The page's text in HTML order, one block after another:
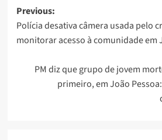
Post
navigation
Previous:
Polícia desativa câmera usada pelo
monitorar acesso à comunidade em
PM diz que grupo de jovem
primeiro, em João